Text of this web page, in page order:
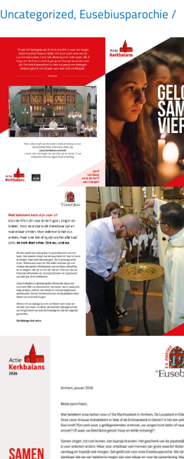
Uncategorized, Eusebiusparochie/
2026